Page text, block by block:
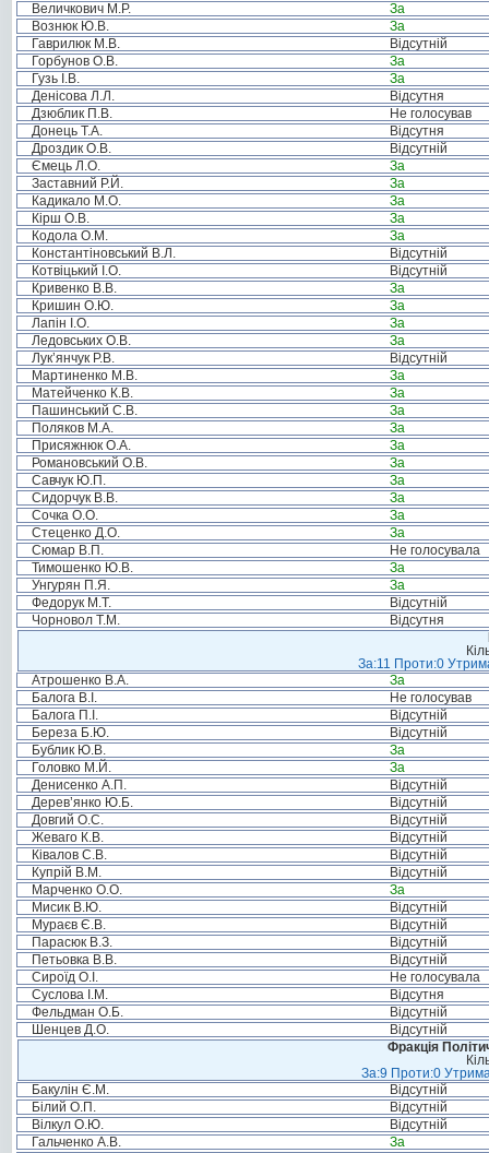
Величкович М.Р.
За
Вознюк Ю.В.
За
Гаврилюк М.В.
Відсутній
Горбунов О.В.
За
Гузь І.В.
За
Денісова Л.Л.
Відсутня
Дзюблик П.В.
Не голосував
Донець Т.А.
Відсутня
Дроздик О.В.
Відсутній
Ємець Л.О.
За
Заставний Р.Й.
За
Кадикало М.О.
За
Кірш О.В.
За
Кодола О.М.
За
Константіновський В.Л.
Відсутній
Котвіцький І.О.
Відсутній
Кривенко В.В.
За
Кришин О.Ю.
За
Лапін І.О.
За
Ледовських О.В.
За
Лук’янчук Р.В.
Відсутній
Мартиненко М.В.
За
Матейченко К.В.
За
Пашинський С.В.
За
Поляков М.А.
За
Присяжнюк О.А.
За
Романовський О.В.
За
Савчук Ю.П.
За
Сидорчук В.В.
За
Сочка О.О.
За
Стеценко Д.О.
За
Сюмар В.П.
Не голосувала
Тимошенко Ю.В.
За
Унгурян П.Я.
За
Федорук М.Т.
Відсутній
Чорновол Т.М.
Відсутня
За:11 Проти:0
Атрошенко В.А.
За
Балога В.І.
Не голосував
Балога П.І.
Відсутній
Береза Б.Ю.
Відсутній
Бублик Ю.В.
За
Головко М.Й.
За
Денисенко А.П.
Відсутній
Дерев’янко Ю.Б.
Відсутній
Довгий О.С.
Відсутній
Жеваго К.В.
Відсутній
Ківалов С.В.
Відсутній
Купрій В.М.
Відсутній
Марченко О.О.
За
Мисик В.Ю.
Відсутній
Мураєв Є.В.
Відсутній
Парасюк В.З.
Відсутній
Петьовка В.В.
Відсутній
Сироїд О.І.
Не голосувала
Суслова І.М.
Відсутня
Фельдман О.Б.
Відсутній
Шенцев Д.О.
Відсутній
Фракція
За:9 Проти:0
Бакулін Є.М.
Відсутній
Білий О.П.
Відсутній
Вілкул О.Ю.
Відсутній
Гальченко А.В.
За